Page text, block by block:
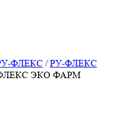
ФЛЕКС /РУ-ФЛЕКС
ФЛЕКС ЭКО ФАРМ